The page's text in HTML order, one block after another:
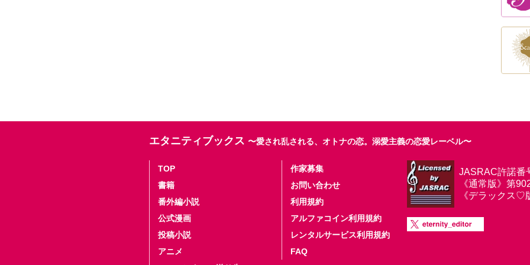
エタニティブックス 〜愛され乱される、オトナの恋。溺愛主義の恋愛レーベル〜
TOP
書籍
番外編小説
公式漫画
投稿小説
アニメ
作家募集
お問い合わせ
利用規約
アルファコイン利用規約
レンタルサービス利用規約
FAQ
JASRAC許諾番
《通常版》第
《デラックス♡